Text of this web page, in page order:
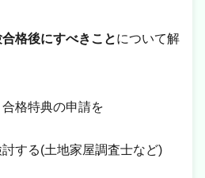
格後にすべきことについて解
格特典の申請を
する(土地家屋調査士など)